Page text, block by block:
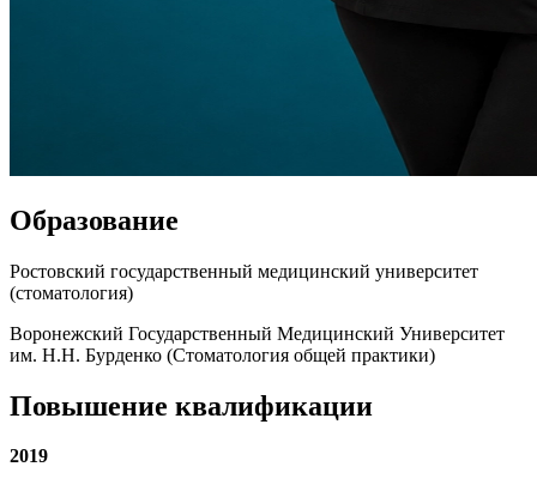
Образование
Ростовский государственный медицинский университет
(стоматология)
Воронежский Государственный Медицинский Университет
им. Н.Н. Бурденко (Стоматология общей практики)
Повышение квалификации
2019